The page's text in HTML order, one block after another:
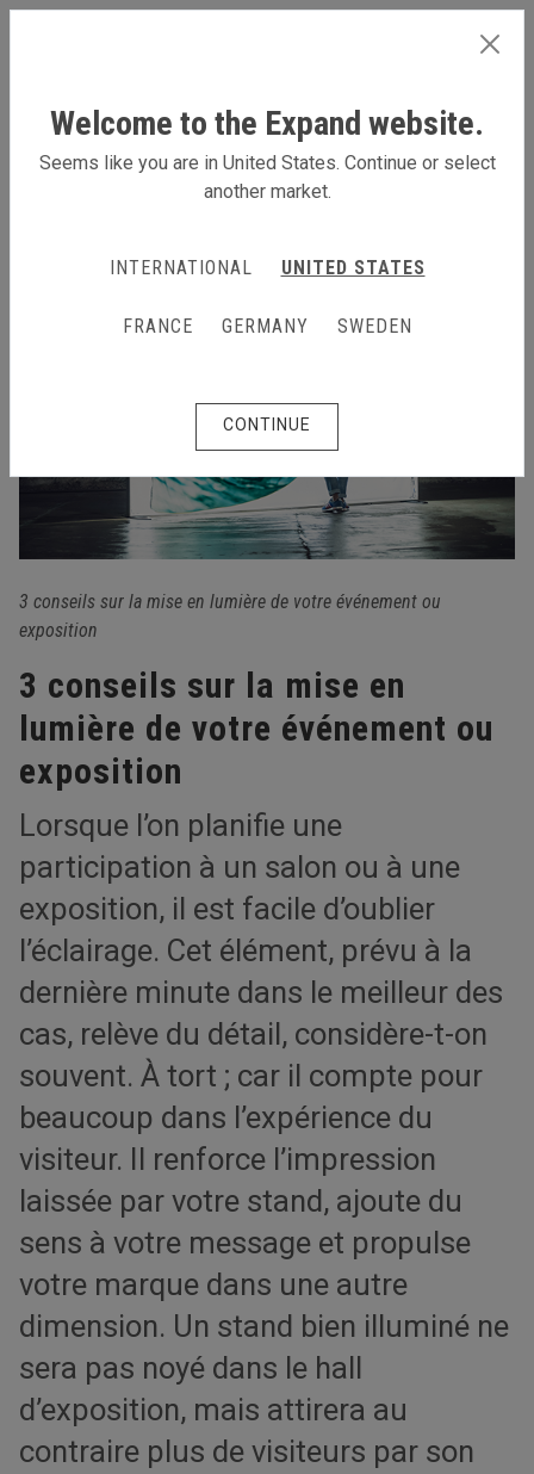
3 conseils sur la mise en lumière de votre événement ou
exposition
3 conseils sur la mise en
lumière de votre événement ou
exposition
Lorsque l’on planifie une
participation à un salon ou à une
exposition, il est facile d’oublier
l’éclairage. Cet élément, prévu à la
dernière minute dans le meilleur des
cas, relève du détail, considère-t-on
souvent. À tort ; car il compte pour
beaucoup dans l’expérience du
visiteur. Il renforce l’impression
laissée par votre stand, ajoute du
sens à votre message et propulse
votre marque dans une autre
dimension. Un stand bien illuminé ne
sera pas noyé dans le hall
d’exposition, mais attirera au
contraire plus de visiteurs par son
Welcome to the Expand website.
Seems like you are in United States. Continue or select
another market.
INTERNATIONAL UNITED STATES
FRANCE GERMANY SWEDEN
CONTINUE